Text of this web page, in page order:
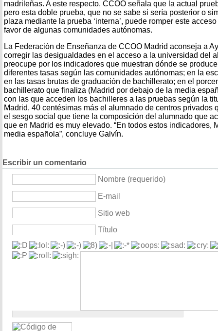
madrileñas. A este respecto, CCOO señala que la actual
pero esta doble prueba, que no se sabe si sería posterior o
plaza mediante la prueba ‘interna’, puede romper este
favor de algunas comunidades autónomas.
La Federación de Enseñanza de CCOO Madrid aconseja a
corregir las desigualdades en el acceso a la universidad del
preocupe por los indicadores que muestran dónde se
diferentes tasas según las comunidades autónomas; en la
en las tasas brutas de graduación de bachillerato; en el
bachillerato que finaliza (Madrid por debajo de la media
con las que acceden los bachilleres a las pruebas según la
Madrid, 40 centésimas más el alumnado de centros privados
el sesgo social que tiene la composición del alumnado que
que en Madrid es muy elevado. “En todos estos indicadores,
media española”, concluye Galvín.
Escribir un comentario
Nombre (requerido)
E-mail
Sitio web
Título